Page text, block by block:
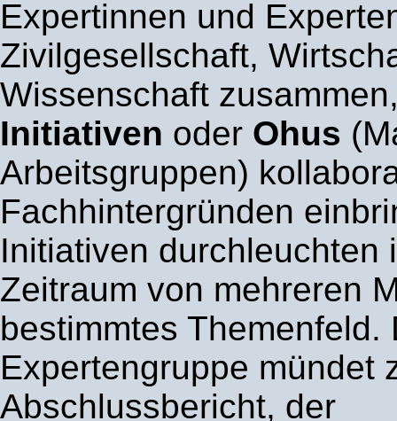
Expertinnen und
Zivilgesellschaft,
Wissenschaft
Initiativen oder Ohus
Arbeitsgruppen)
Fachhintergründen
Initiativen durchleuchten
Zeitraum von mehreren
bestimmtes Themenfeld.
Expertengruppe mündet
Abschlussbericht, der